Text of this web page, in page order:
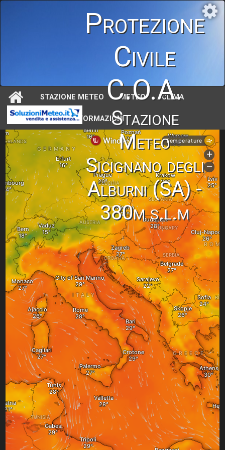
Protezione
Civile
C.O.A.
Stazione
Meteo
Sicignano degli
Alburni (SA) -
380m s.l.m
STAZIONE METEO METEO CLIMA
ASTRONOMIA INFORMAZIONI